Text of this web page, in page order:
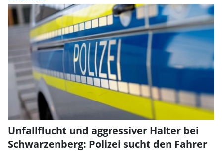
Unfallflucht und aggressiver Halter bei
Schwarzenberg: Polizei sucht den Fahrer